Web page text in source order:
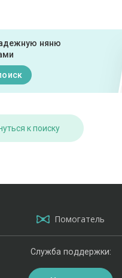
няню
к поиску
Помогатель
Служба поддержки: